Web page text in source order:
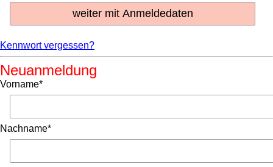
Kennwort vergessen?
Neuanmeldung
Vorname*
Nachname*